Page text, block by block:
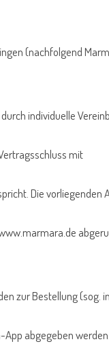
(nachfolgend
individuelle
mit
Die vorliegenden
zur Bestellung (sog.
abgegeben